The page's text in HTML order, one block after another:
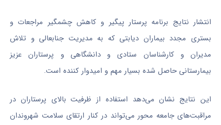
انتشار نتایج برنامه پرستار پیگیر و کاهش چشمگیر مراجعات و
بستری مجدد بیماران دیابتی که به مدیریت جنابعالی و تلاش
مدیران و کارشناسان ستادی و دانشگاهی و پرستاران عزیز
بیمارستانی حاصل شده بسیار مهم و امیدوار کننده است.
این نتایج نشان می‌دهد استفاده از ظرفیت بالای پرستاران در
مراقبت‌های جامعه محور می‌تواند در کنار ارتقای سلامت شهروندان